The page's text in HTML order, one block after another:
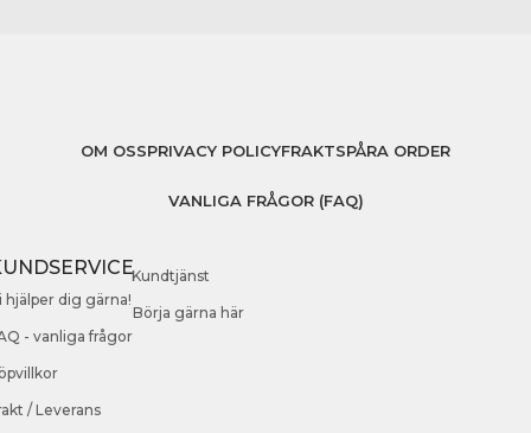
OM OSSPRIVACY POLICYFRAKTSPÅRA ORDER
VANLIGA FRÅGOR (FAQ)
hjälper dig gärna!
Kundtjänst
- vanliga frågor
Börja gärna här
/ Leverans